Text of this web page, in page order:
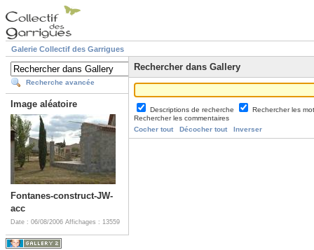
Galerie Collectif des Garrigues
Recherche avancée
Image aléatoire
Fontanes-construct-JW-
acc
Date : 06/08/2006 Affichages : 13559
Rechercher dans Gallery
Descriptions de recherche
Rechercher les
Rechercher les commentaires
Cocher tout
Décocher tout Inverser